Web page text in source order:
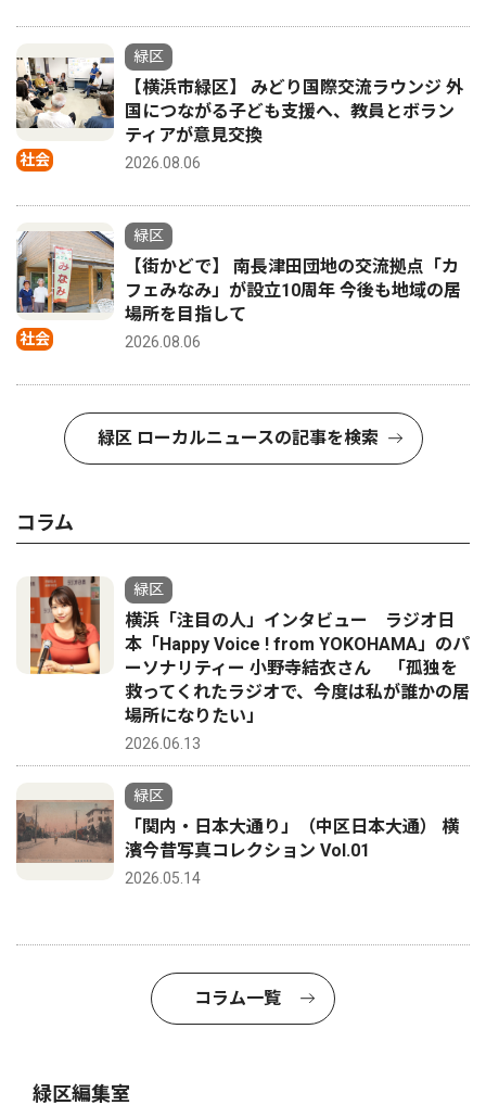
社会
緑区
【横浜市緑区】 みどり国際交流ラウンジ 外
国につながる子ども支援へ、教員とボラン
ティアが意見交換
2026.08.06
社会
緑区
【街かどで】 南長津田団地の交流拠点「カ
フェみなみ」が設立10周年 今後も地域の居
場所を目指して
2026.08.06
緑区 ローカルニュースの記事を検索
コラム
緑区
横浜「注目の人」インタビュー ラジオ日
本「Happy Voice ! from YOKOHAMA」のパ
ーソナリティー 小野寺結衣さん 「孤独を
救ってくれたラジオで、今度は私が誰かの居
場所になりたい」
2026.06.13
緑区
「関内・日本大通り」（中区日本大通） 横
濱今昔写真コレクション Vol.01
2026.05.14
コラム一覧
緑区編集室